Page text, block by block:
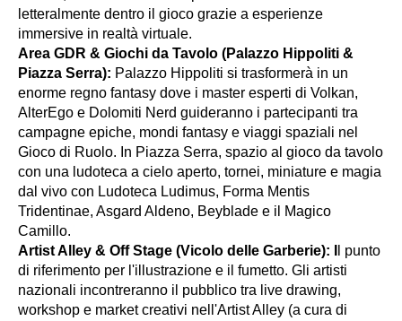
letteralmente dentro il gioco grazie a esperienze
immersive in realtà virtuale.
Area GDR & Giochi da Tavolo (Palazzo Hippoliti &
Piazza Serra): Palazzo Hippoliti si trasformerà in un
enorme regno fantasy dove i master esperti di Volkan,
AlterEgo e Dolomiti Nerd guideranno i partecipanti tra
campagne epiche, mondi fantasy e viaggi spaziali nel
Gioco di Ruolo. In Piazza Serra, spazio al gioco da tavolo
con una ludoteca a cielo aperto, tornei, miniature e magia
dal vivo con Ludoteca Ludimus, Forma Mentis
Tridentinae, Asgard Aldeno, Beyblade e il Magico
Camillo.
Artist Alley & Off Stage (Vicolo delle Garberie): I
l punto
di riferimento per l'illustrazione e il fumetto. Gli artisti
nazionali incontreranno il pubblico tra live drawing,
workshop e market creativi nell'Artist Alley (a cura di